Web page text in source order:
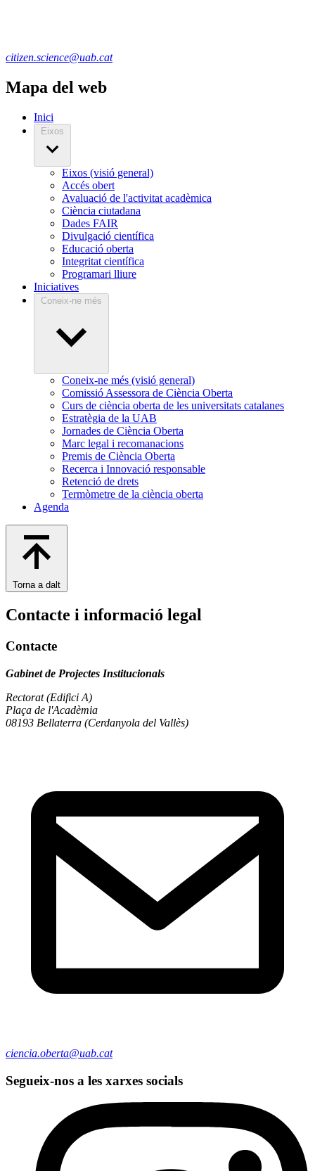
citizen.science@uab.cat
Mapa del web
Inici
Eixos
Eixos (visió general)
Accés obert
Avaluació de l'activitat acadèmica
Ciència ciutadana
Dades FAIR
Divulgació científica
Educació oberta
Integritat científica
Programari lliure
Iniciatives
Coneix-ne més
Coneix-ne més (visió general)
Comissió Assessora de Ciència Oberta
Curs de ciència oberta de les universitats catalanes
Estratègia de la UAB
Jornades de Ciència Oberta
Marc legal i recomanacions
Premis de Ciència Oberta
Recerca i Innovació responsable
Retenció de drets
Termòmetre de la ciència oberta
Agenda
Torna a dalt
Contacte i informació legal
Contacte
Gabinet de Projectes Institucionals
Rectorat (Edifici A)
Plaça de l'Acadèmia
08193 Bellaterra (Cerdanyola del Vallès)
ciencia.oberta@uab.cat
Segueix-nos a les xarxes socials